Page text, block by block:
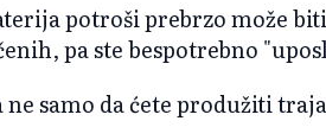
potroši prebrzo može
pa ste bespotrebno
samo da ćete produžiti